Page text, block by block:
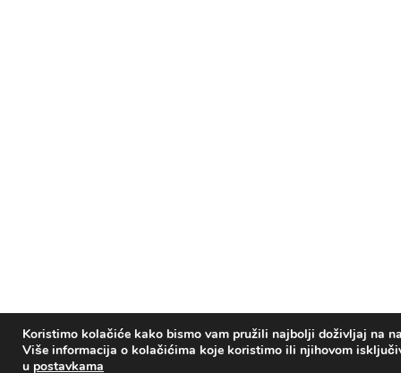
Koristimo kolačiće kako bismo vam pružili najbolji doživljaj na
Više informacija o kolačićima koje koristimo ili njihovom
u postavkama